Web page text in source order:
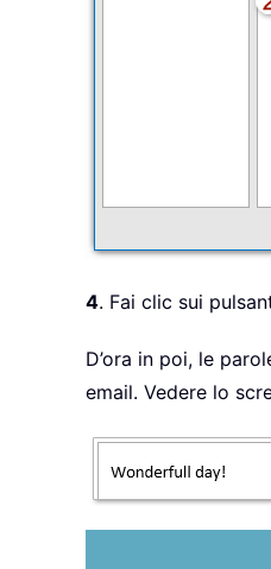
4. Fai clic sui
D’ora in poi, le
email. Vedere lo